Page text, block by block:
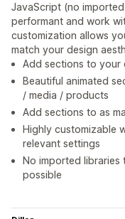
JavaScript (no
performant and work
customization allows
match your design
Add sections to your
Beautiful animated
/ media / products
Add sections to as
Highly customizable
relevant settings
No imported
possible